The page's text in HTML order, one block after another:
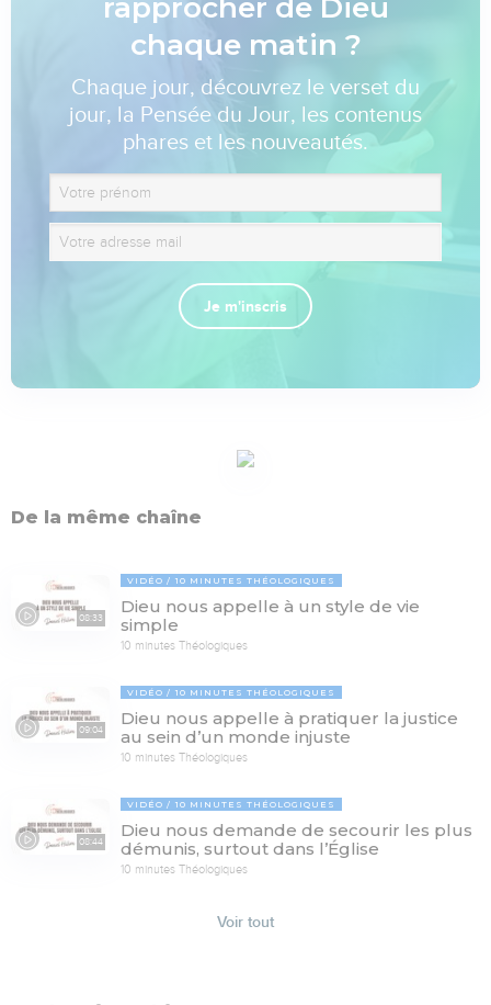
chaque matin ?
Chaque jour, découvrez le verset du
jour, la Pensée du Jour, les contenus
phares et les nouveautés.
Je m'inscris
De la même chaîne
08:33
VIDÉO 10 MINUTES THÉOLOGIQUES
Dieu nous appelle à un style de vie
simple
10 minutes Théologiques
09:04
VIDÉO 10 MINUTES THÉOLOGIQUES
Dieu nous appelle à pratiquer la justice
au sein d’un monde injuste
10 minutes Théologiques
08:44
VIDÉO 10 MINUTES THÉOLOGIQUES
Dieu nous demande de secourir les plus
démunis, surtout dans l’Église
10 minutes Théologiques
Voir tout